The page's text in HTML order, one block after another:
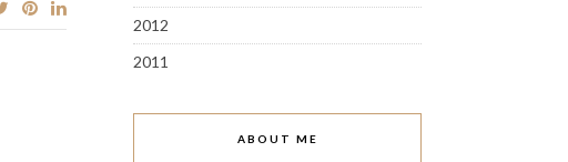
2012
2011
ABOUT ME